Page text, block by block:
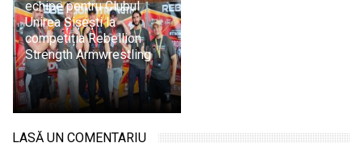
echipe pentru Clubul
Unirea Șișești la
competiția Rebellion
Strength Armwrestling
LASĂ UN COMENTARIU